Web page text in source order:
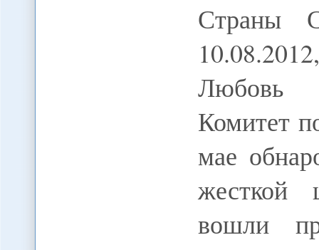
Страны
Любовь
Комитет
мае
жесткой
вошли